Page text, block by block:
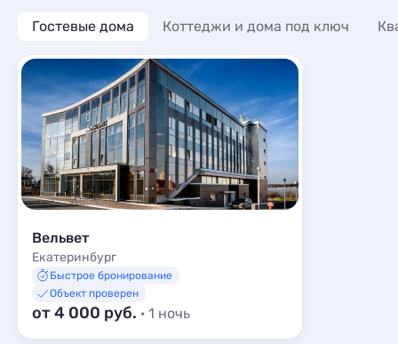
Гостевые дома Коттеджи и дома под ключ
Вельвет
Екатеринбург
Быстрое бронирование
Объект проверен
от 4 000 руб. · 1 ночь